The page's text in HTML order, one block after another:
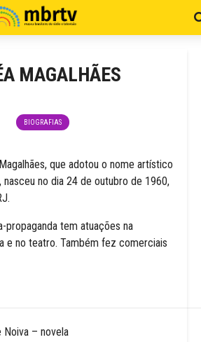
MAGALHÃES
BIOGRAFIAS
que adotou o nome artístico
nasceu no dia 24 de outubro de 1960,
propaganda tem atuações na
e no teatro. Também fez comerciais
Noiva – novela